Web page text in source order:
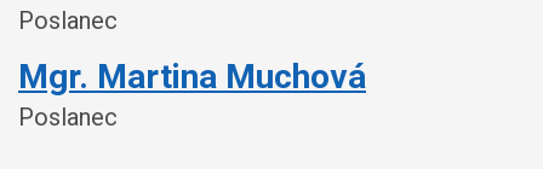
Poslanec
Mgr. Martina Muchová
Poslanec